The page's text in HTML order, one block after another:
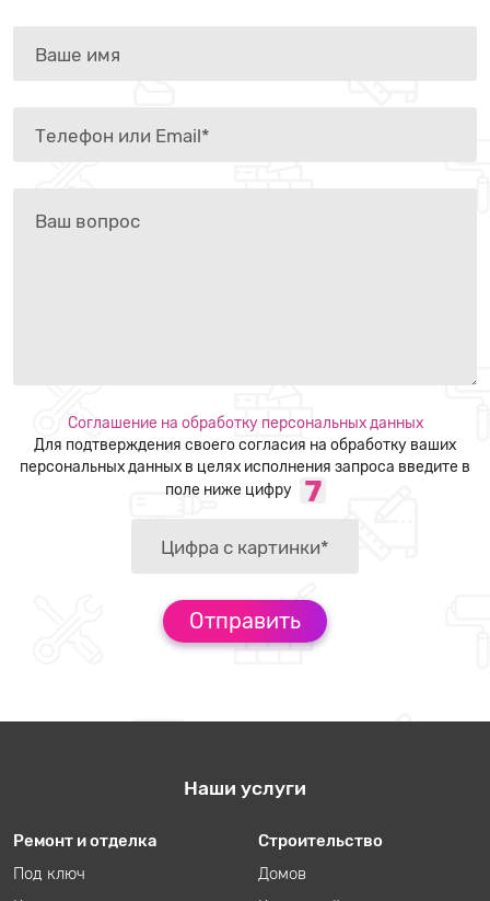
Соглашение на обработку персональных данных
Для подтверждения своего согласия на обработку ваших
персональных данных в целях исполнения запроса введите в
поле ниже цифру
Наши услуги
Ремонт и отделка
Под ключ
Строительство
Домов